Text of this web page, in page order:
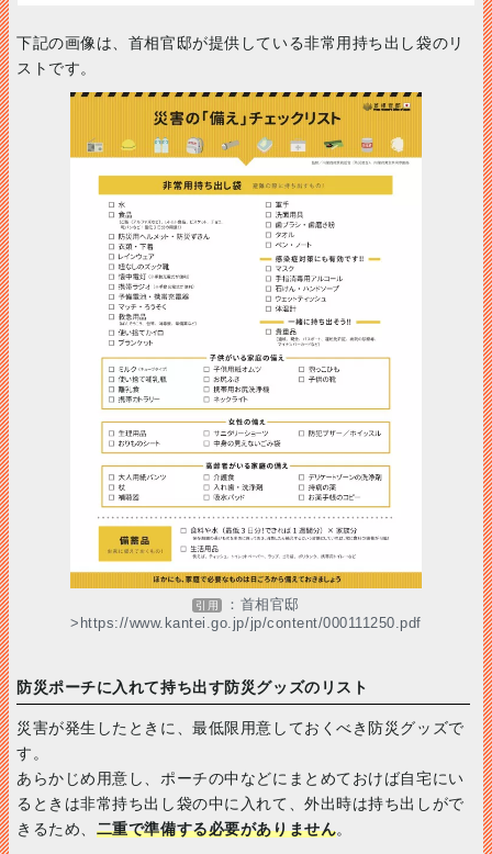
下記の画像は、首相官邸が提供している非常用持ち出し袋のリ
ストです。
引用
：首相官邸
>https://www.kantei.go.jp/jp/content/000111250.pdf
防災ポーチに入れて持ち出す防災グッズのリスト
災害が発生したときに、最低限用意しておくべき防災グッズで
す。
あらかじめ用意し、ポーチの中などにまとめておけば自宅にい
るときは非常持ち出し袋の中に入れて、外出時は持ち出しがで
きるため、 二重で準備する必要がありません。